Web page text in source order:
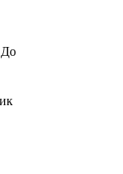
До